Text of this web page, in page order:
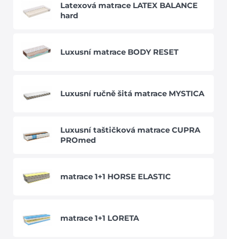
Latexová matrace LATEX BALANCE
hard
Luxusní matrace BODY RESET
Luxusní ručně šitá matrace MYSTICA
Luxusní taštičková matrace CUPRA
PROmed
matrace 1+1 HORSE ELASTIC
matrace 1+1 LORETA